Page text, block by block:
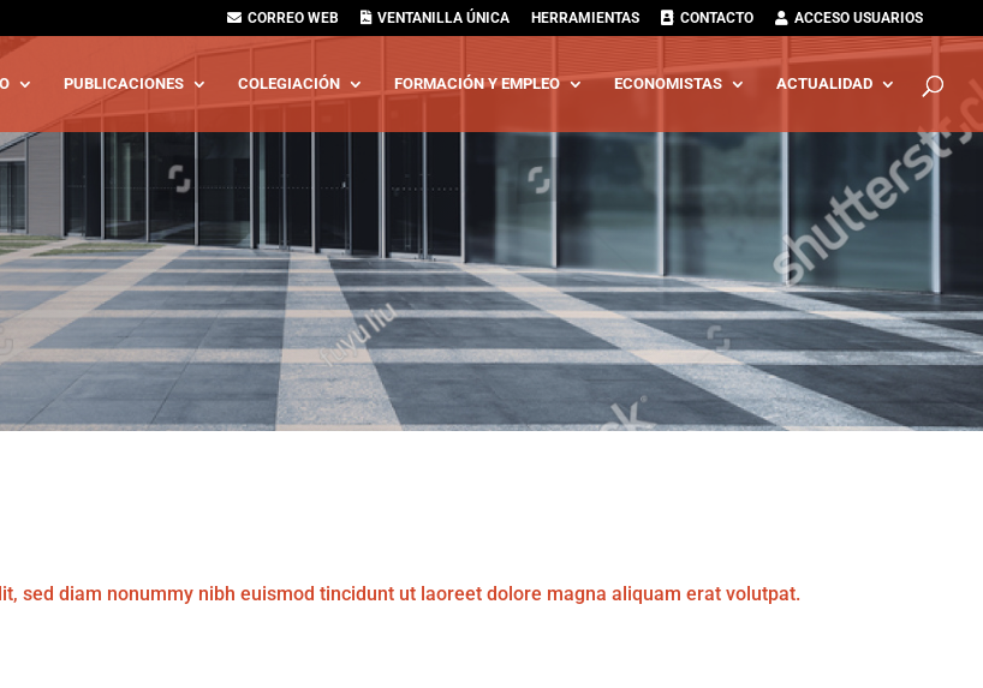
CORREO WEB VENTANILLA ÚNICA HERRAMIENTAS CONTACTO ACCESO USUARIOS
PUBLICACIONES COLEGIACIÓN FORMACIÓN Y EMPLEO ECONOMISTAS ACTUALIDAD
sed diam nonummy nibh euismod tincidunt ut laoreet dolore magna aliquam erat volutpat.